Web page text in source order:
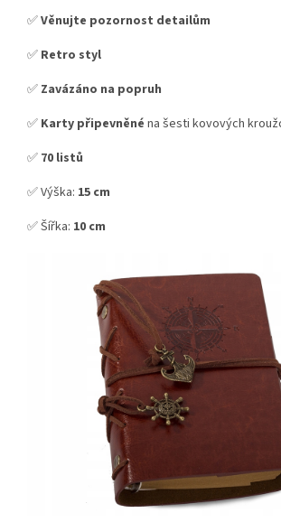
✅Věnujte pozornost detailům
✅ Retro styl
✅ Zavázáno na popruh
✅ Karty připevněné na šesti kovových
✅ 70 listů
✅ Výška: 15 cm
✅ Šířka: 10 cm